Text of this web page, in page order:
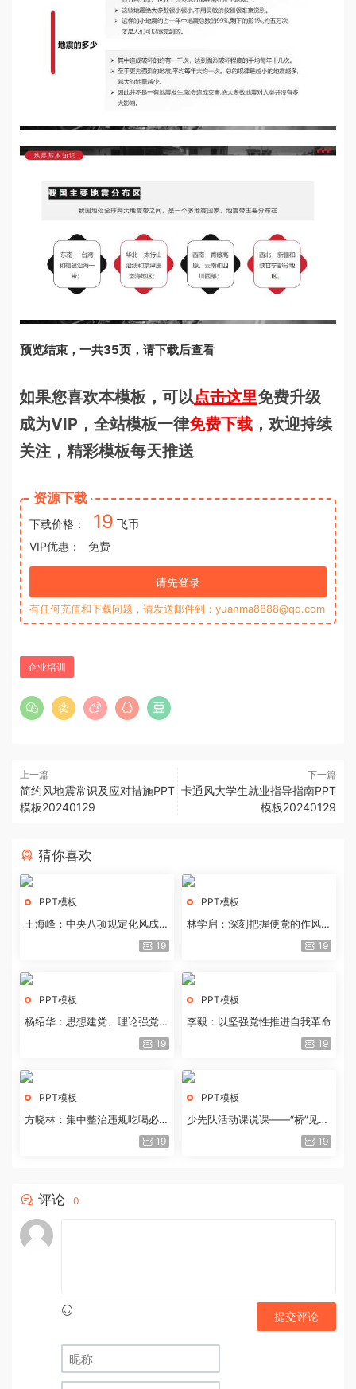
预览结束，一共35页，请下载后查看
如果您喜欢本模板，可以点击这里免费升级
成为VIP，全站模板一律免费下载 ，欢迎持续
关注，精彩模板每天推送
资源下载
下载价格： 19 飞币
VIP优惠：
免费
请先登录
有任何充值和下载问题，请发送邮件到：yuanma8888@qq.com
企业培训
上一篇
简约风地震常识及应对措施PPT
模板20240129
下一篇
卡通风大学生就业指导指南PPT
模板20240129
猜你喜欢
PPT模板
王海峰：中央八项规定化风成俗
19
PPT模板
林学启：深刻把握使党的作风全
19
PPT模板
杨绍华：思想建党、理论强党的
19
PPT模板
李毅：以坚强党性推进自我革命
19
PPT模板
方晓林：集中整治违规吃喝必须
19
PPT模板
少先队活动课说课——“桥”见中
19
评论 0
提交评论